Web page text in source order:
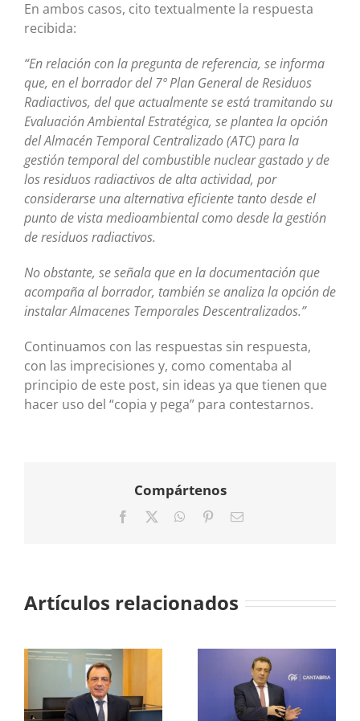
En ambos casos, cito textualmente la respuesta
recibida:
“En relación con la pregunta de referencia, se informa
que, en el borrador del 7º Plan General de Residuos
Radiactivos, del que actualmente se está tramitando su
Evaluación Ambiental Estratégica, se plantea la opción
del Almacén Temporal Centralizado (ATC) para la
gestión temporal del combustible nuclear gastado y de
los residuos radiactivos de alta actividad, por
considerarse una alternativa eficiente tanto desde el
punto de vista medioambiental como desde la gestión
de residuos radiactivos.
No obstante, se señala que en la documentación que
acompaña al borrador, también se analiza la opción de
instalar Almacenes Temporales Descentralizados.”
Continuamos con las respuestas sin respuesta,
con las imprecisiones y, como comentaba al
principio de este post, sin ideas ya que tienen que
hacer uso del “copia y pega” para contestarnos.
Compártenos
Facebook WhatsApp
PinterestCorreo
Artículos relacionados